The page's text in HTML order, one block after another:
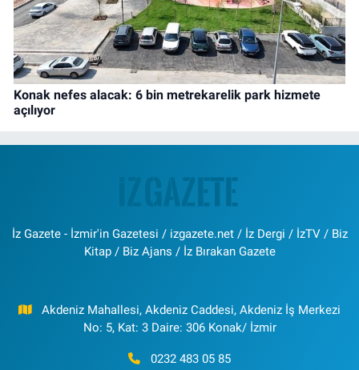
Konak nefes alacak: 6 bin metrekarelik park hizmete
açılıyor
İz Gazete - İzmir'in Gazetesi / izgazete.net / İz Dergi / İzTV / Biz
Kitap / Biz Ajans / İz Bırakan Gazete
Akdeniz Mahallesi, Akdeniz Caddesi, Akdeniz İş Merkezi
No: 5, Kat: 3 Daire: 306 Konak/ İzmir
0232 483 05 85